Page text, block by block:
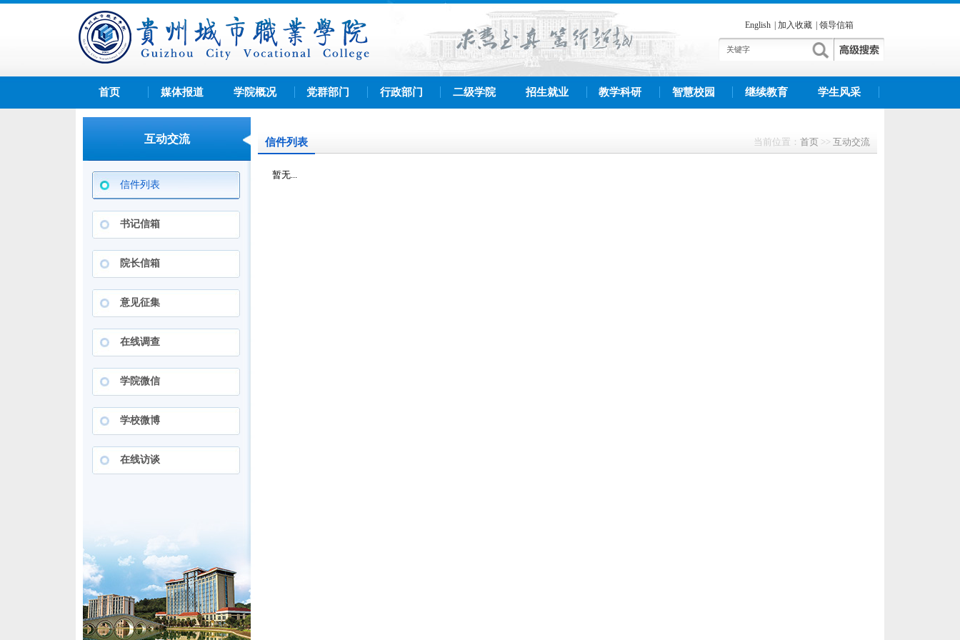
English 加入收藏 领导信箱
首页 媒体报道 学院概况 党群部门 行政部门 二级学院 招生就业 教学科研 智慧校园 继续教育 学生风采
互动交流
信件列表
书记信箱
院长信箱
意见征集
在线调查
学院微信
学校微博
在线访谈
信件列表 当前位置： 首页 >> 互动交流
暂无...